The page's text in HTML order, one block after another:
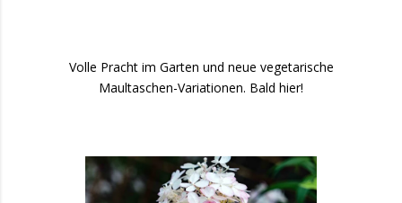
Volle Pracht im Garten und neue vegetarische
Maultaschen-Variationen. Bald hier!